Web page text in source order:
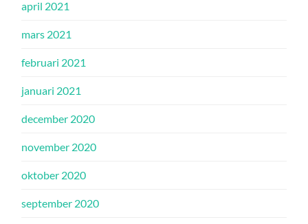
april 2021
mars 2021
februari 2021
januari 2021
december 2020
november 2020
oktober 2020
september 2020